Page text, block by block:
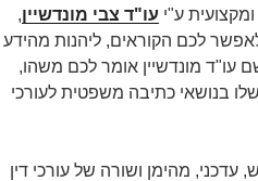
ע"י עו"ד צבי מונדשיין,
לכם הקוראים, ליהנות מהידע
עו"ד מונדשיין אומר לכם משהו,
בנושאי כתיבה משפטית לעורכי
מהימן ושורה של עורכי דין